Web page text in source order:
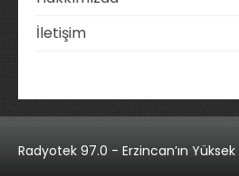
İletişim
Radyotek 97.0 - Erzincan’ın